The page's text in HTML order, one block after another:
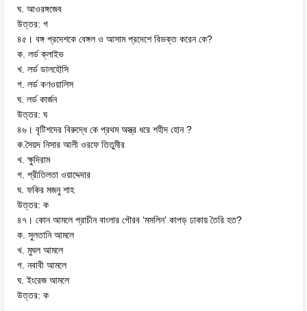
ঘ. আওরঙ্গজেব
উত্তর: গ
৪৫। বঙ্গ প্রদেশকে বেঙ্গল ও আসাম প্রদেশে বিভক্ত করেন কে?
ক. লর্ড ক্লাইভ
খ. লর্ড ডালহৌসি
গ. লর্ড কণওয়ালিস
ঘ. লর্ড কার্জন
উত্তর: ঘ
৪৬। বৃটিশদের বিরুদ্ধে কে প্রথম অস্ত্র ধরে শহীদ হোন ?
ক.সৈয়দ নিসার আলী ওরফে তিতুমীর
খ. ক্ষুদিরাম
গ. প্রীতিলতা ওয়াদ্দেদার
ঘ. ফকির মজনু শাহ
উত্তর: ক
৪৭। কোন আমলে প্রাচীন বাংলার গৌরব ‘মসলিন’ কাপড় ঢাকায় তৈরি হত?
ক. সুলতানি আমলে
খ. মুঘল আমলে
গ. নবাবী আমলে
ঘ. ইংরেজ আমলে
উত্তর: ক